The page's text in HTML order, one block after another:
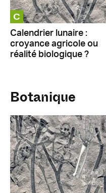
C
Calendrier lunaire :
croyance agricole ou
réalité biologique ?
Botanique